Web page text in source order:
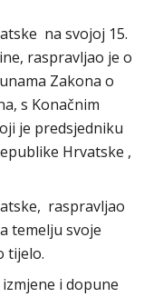
na svojoj 15.
raspravljao je o
Zakona o
s Konačnim
je predsjedniku
Hrvatske ,
raspravljao
temelju svoje
tijelo.
i dopune